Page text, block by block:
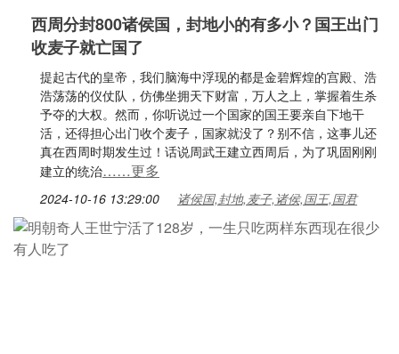
西周分封800诸侯国，封地小的有多小？国王出门
收麦子就亡国了
提起古代的皇帝，我们脑海中浮现的都是金碧辉煌的宫殿、浩
浩荡荡的仪仗队，仿佛坐拥天下财富，万人之上，掌握着生杀
予夺的大权。然而，你听说过一个国家的国王要亲自下地干
活，还得担心出门收个麦子，国家就没了？别不信，这事儿还
真在西周时期发生过！话说周武王建立西周后，为了巩固刚刚
建立的统治……更多
2024-10-16 13:29:00 诸侯国,封地,麦子,诸侯,国王,国君